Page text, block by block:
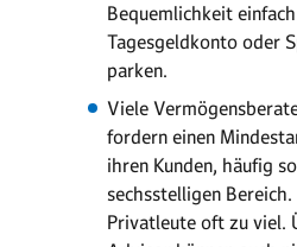
Bequemlichkeit
Tagesgeldkonto oder
parken.
Viele
fordern einen
ihren Kunden, häufig
sechsstelligen
Privatleute oft zu viel.